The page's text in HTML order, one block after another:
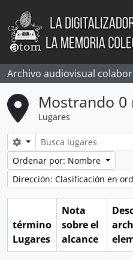
Skip to main content
Archivo audiovisual
Mostrando 0
Lugares
Search options
Ordenar por: Nombre
Dirección: Clasificación en
término
Lugares
Nota
sobre el
alcance